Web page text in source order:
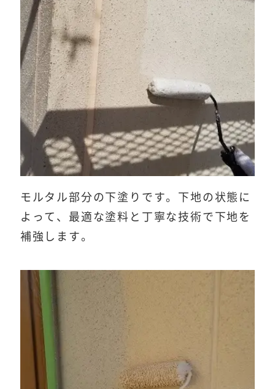
モルタル部分の下塗りです。下地の状態に
よって、最適な塗料と丁寧な技術で下地を
補強します。